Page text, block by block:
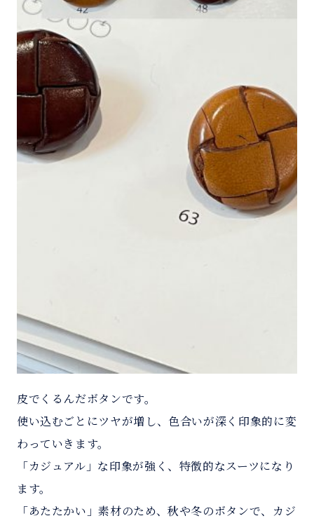
皮でくるんだボタンです。
使い込むごとにツヤが増し、色合いが深く印象的に変
わっていきます。
「カジュアル」な印象が強く、特徴的なスーツになり
ます。
「あたたかい」素材のため、秋や冬のボタンで、カジ